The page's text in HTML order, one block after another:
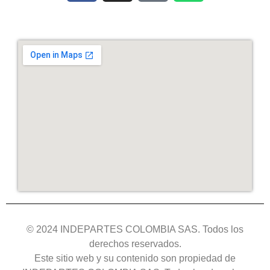
© 2024 INDEPARTES COLOMBIA SAS. Todos los
derechos reservados.
Este sitio web y su contenido son propiedad de